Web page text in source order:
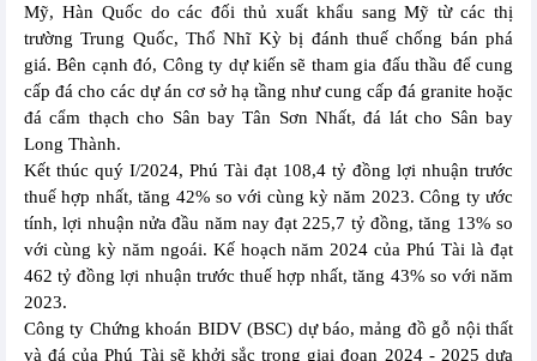
Mỹ, Hàn Quốc do các đối thủ xuất khẩu sang Mỹ từ các thị
trường Trung Quốc, Thổ Nhĩ Kỳ bị đánh thuế chống bán phá
giá. Bên cạnh đó, Công ty dự kiến sẽ tham gia đấu thầu để cung
cấp đá cho các dự án cơ sở hạ tầng như cung cấp đá granite hoặc
đá cẩm thạch cho Sân bay Tân Sơn Nhất, đá lát cho Sân bay
Long Thành.
Kết thúc quý I/2024, Phú Tài đạt 108,4 tỷ đồng lợi nhuận trước
thuế hợp nhất, tăng 42% so với cùng kỳ năm 2023. Công ty ước
tính, lợi nhuận nửa đầu năm nay đạt 225,7 tỷ đồng, tăng 13% so
với cùng kỳ năm ngoái. Kế hoạch năm 2024 của Phú Tài là đạt
462 tỷ đồng lợi nhuận trước thuế hợp nhất, tăng 43% so với năm
2023.
Công ty Chứng khoán BIDV (BSC) dự báo, mảng đồ gỗ nội thất
và đá của Phú Tài sẽ khởi sắc trong giai đoạn 2024 - 2025 dựa